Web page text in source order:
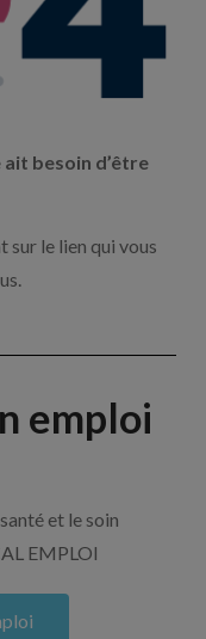
besoin d’être
sur le lien qui vous
emploi
et le soin
EMPLOI